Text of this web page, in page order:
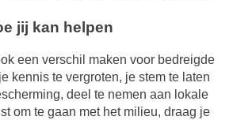
jij kan helpen
een verschil maken voor bedreigde
kennis te vergroten, je stem te laten
deel te nemen aan lokale
om te gaan met het milieu, draag je